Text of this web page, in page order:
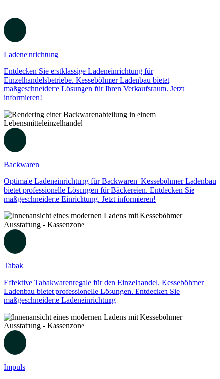
Ladeneinrichtung
Entdecken Sie erstklassige Ladeneinrichtung für
Einzelhandelsbetriebe. Kesseböhmer Ladenbau bietet
maßgeschneiderte Lösungen für Ihren Verkaufsraum. Jetzt
informieren!
Backwaren
Optimale Ladeneinrichtung für Backwaren. Kesseböhmer Ladenbau
bietet professionelle Lösungen für Bäckereien. Entdecken Sie
maßgeschneiderte Einrichtung. Jetzt informieren!
Tabak
Effektive Tabakwarenregale für den Einzelhandel. Kesseböhmer
Ladenbau bietet professionelle Lösungen. Entdecken Sie
maßgeschneiderte Ladeneinrichtung
Impuls